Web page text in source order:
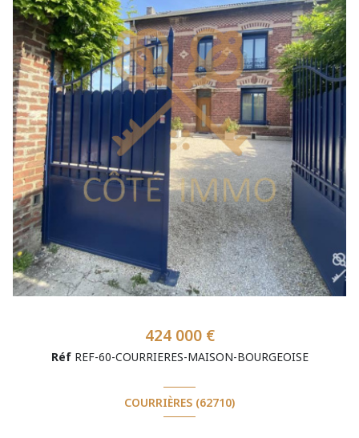
COURRIÈRES (62710)
424 000 €
Réf REF-60-COURRIERES-MAISON-BOURGEOISE